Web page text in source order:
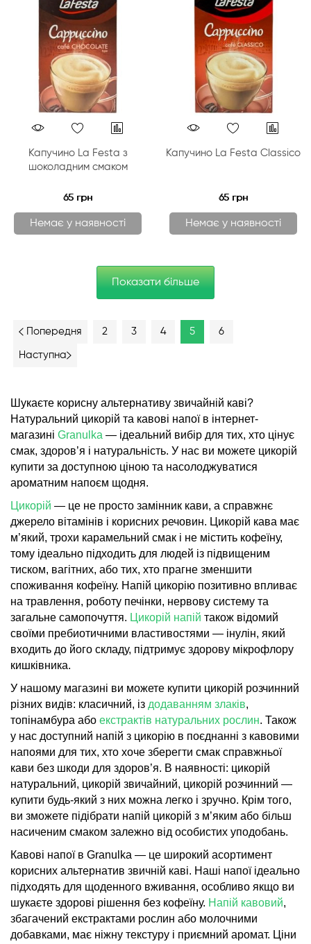
Капучино La Festa з
шоколадним смаком
65 грн
Немає у наявності
Капучино La Festa Classico
65 грн
Немає у наявності
Показати більше
Попередня 2 3 4 5 6
Наступна
Шукаєте корисну альтернативу звичайній каві?
Натуральний цикорій та кавові напої в інтернет-
магазині Granulka — ідеальний вибір для тих, хто цінує
смак, здоров’я і натуральність. У нас ви можете цикорій
купити за доступною ціною та насолоджуватися
ароматним напоєм щодня.
Цикорій — це не просто замінник кави, а справжнє
джерело вітамінів і корисних речовин. Цикорій кава має
м’який, трохи карамельний смак і не містить кофеїну,
тому ідеально підходить для людей із підвищеним
тиском, вагітних, або тих, хто прагне зменшити
споживання кофеїну. Напій цикорію позитивно впливає
на травлення, роботу печінки, нервову систему та
загальне самопочуття. Цикорій напій також відомий
своїми пребиотичними властивостями — інулін, який
входить до його складу, підтримує здорову мікрофлору
кишківника.
У нашому магазині ви можете купити цикорій розчинний
різних видів: класичний, із додаванням злаків,
топінамбура або екстрактів натуральних рослин. Також
у нас доступний напій з цикорію в поєднанні з кавовими
напоями для тих, хто хоче зберегти смак справжньої
кави без шкоди для здоров’я. В наявності: цикорій
натуральний, цикорій звичайний, цикорій розчинний —
купити будь-який з них можна легко і зручно. Крім того,
ви зможете підібрати напій цикорій з м’яким або більш
насиченим смаком залежно від особистих уподобань.
Кавові напої в Granulka — це широкий асортимент
корисних альтернатив звичній каві. Наші напої ідеально
підходять для щоденного вживання, особливо якщо ви
шукаєте здорові рішення без кофеїну. Напій кавовий,
збагачений екстрактами рослин або молочними
добавками, має ніжну текстуру і приємний аромат. Ціни